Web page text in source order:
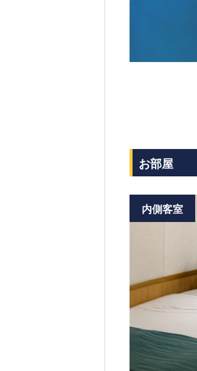
お部屋
内側客室